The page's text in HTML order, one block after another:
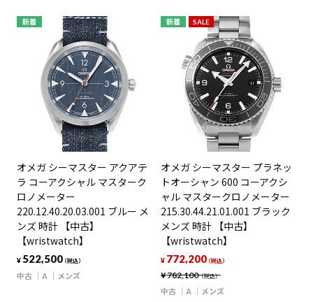
新着
オメガ シーマスター アクアテ
ラ コーアクシャル マスターク
ロノメーター
220.12.40.20.03.001 ブルー メ
ンズ 時計 【中古】
【wristwatch】
¥ 522,500（税込）
中古 A メンズ
新着 SALE
オメガ シーマスター プラネッ
トオーシャン 600 コーアクシ
ャル マスタークロノメーター
215.30.44.21.01.001 ブラック
メンズ 時計 【中古】
【wristwatch】
¥782,100（税込）
¥ 772,200（税込）
中古 A メンズ